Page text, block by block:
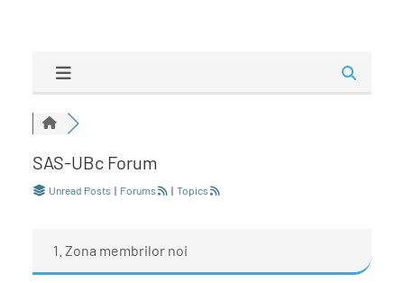
SAS-UBc Forum
Unread Posts | Forums | Topics
1. Zona membrilor noi